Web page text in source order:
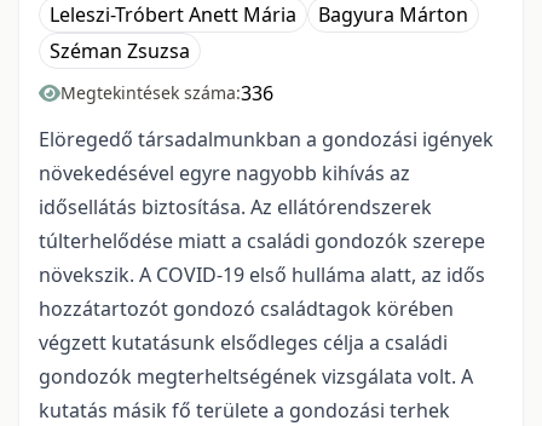
Leleszi-Tróbert Anett Mária
Bagyura Márton
Széman Zsuzsa
Megtekintések száma:336
Elöregedő társadalmunkban a gondozási igények
növekedésével egyre nagyobb kihívás az
idősellátás biztosítása. Az ellátórendszerek
túlterhelődése miatt a családi gondozók szerepe
növekszik. A COVID-19 első hulláma alatt, az idős
hozzátartozót gondozó családtagok körében
végzett kutatásunk elsődleges célja a családi
gondozók megterheltségének vizsgálata volt. A
kutatás másik fő területe a gondozási terhek